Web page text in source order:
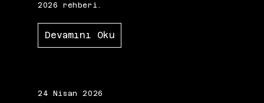
2026 rehberi.
Devamını Oku
24 Nisan 2026